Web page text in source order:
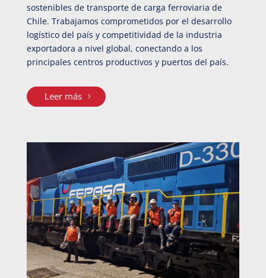
sostenibles de transporte de carga ferroviaria de
Chile. Trabajamos comprometidos por el desarrollo
logístico del país y competitividad de la industria
exportadora a nivel global, conectando a los
principales centros productivos y puertos del país.
Leer más